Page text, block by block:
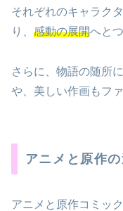
それぞれのキャラク
り、 感動の展開へと
さらに、物語の随所
や、美しい作画もフ
アニメと原作
アニメと原作コミッ